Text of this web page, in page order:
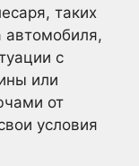
таких
автомобиля,
с
или
от
условия